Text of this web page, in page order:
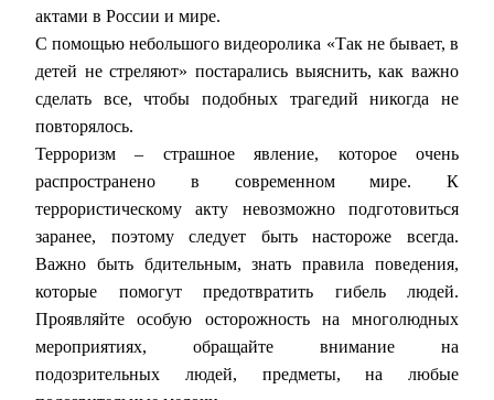
актами в России и мире.
С помощью небольшого видеоролика «Так не бывает, в
детей не стреляют» постарались выяснить, как важно
сделать все, чтобы подобных трагедий никогда не
повторялось.
Терроризм – страшное явление, которое очень
распространено в современном мире. К
террористическому акту невозможно подготовиться
заранее, поэтому следует быть настороже всегда.
Важно быть бдительным, знать правила поведения,
которые помогут предотвратить гибель людей.
Проявляйте особую осторожность на многолюдных
мероприятиях, обращайте внимание на
подозрительных людей, предметы, на любые